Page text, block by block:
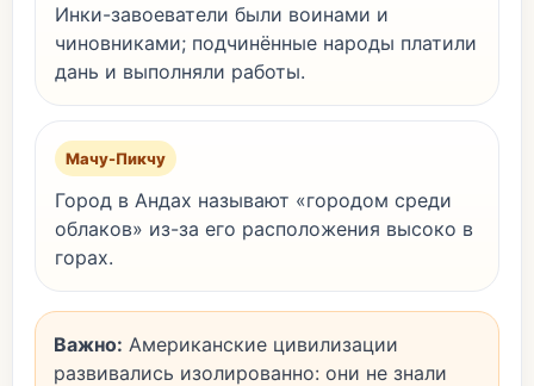
Инки-завоеватели были воинами и
чиновниками; подчинённые народы платили
дань и выполняли работы.
Мачу-Пикчу
Город в Андах называют «городом среди
облаков» из-за его расположения высоко в
горах.
Важно: Американские цивилизации
развивались изолированно: они не знали